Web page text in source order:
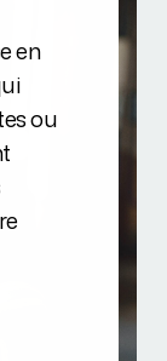
en
ou